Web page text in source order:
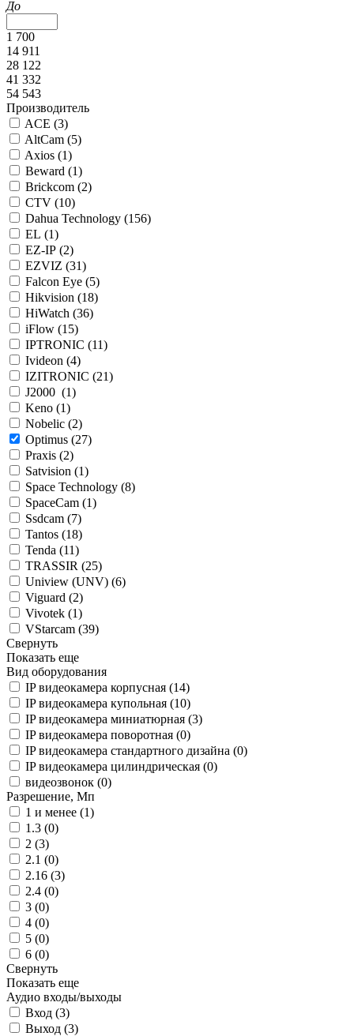
До
1 700
14 911
28 122
41 332
54 543
Производитель
ACE (3)
AltCam (5)
Axios (1)
Beward (1)
Brickcom (2)
CTV (10)
Dahua Technology (156)
EL (1)
EZ-IP (2)
EZVIZ (31)
Falcon Eye (5)
Hikvision (18)
HiWatch (36)
iFlow (15)
IPTRONIC (11)
Ivideon (4)
IZITRONIC (21)
J2000 (1)
Keno (1)
Nobelic (2)
Optimus (27)
Praxis (2)
Satvision (1)
Space Technology (8)
SpaceCam (1)
Ssdcam (7)
Tantos (18)
Tenda (11)
TRASSIR (25)
Uniview (UNV) (6)
Viguard (2)
Vivotek (1)
VStarcam (39)
Свернуть
Показать еще
Вид оборудования
IP видеокамера корпусная (14)
IP видеокамера купольная (10)
IP видеокамера миниатюрная (3)
IP видеокамера поворотная (0)
IP видеокамера стандартного дизайна (0)
IP видеокамера цилиндрическая (0)
видеозвонок (0)
Разрешение, Мп
1 и менее (1)
1.3 (0)
2 (3)
2.1 (0)
2.16 (3)
2.4 (0)
3 (0)
4 (0)
5 (0)
6 (0)
Свернуть
Показать еще
Аудио входы/выходы
Вход (3)
Выход (3)